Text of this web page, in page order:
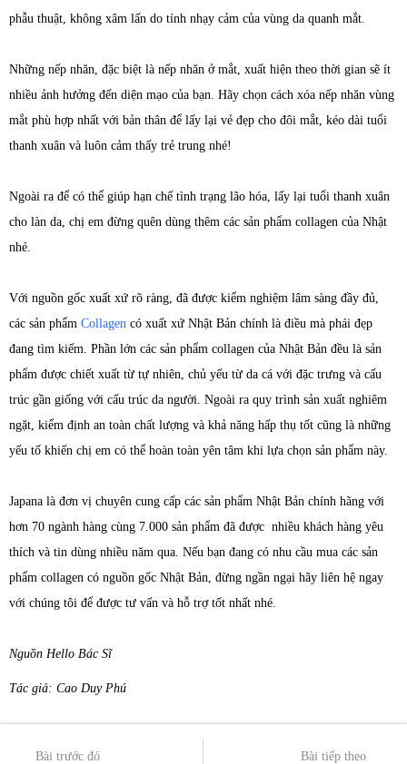
phẫu thuật, không xâm lấn do tính nhạy cảm của vùng da quanh mắt.
Những nếp nhăn, đặc biệt là nếp nhăn ở mắt, xuất hiện theo thời gian sẽ ít
nhiều ảnh hưởng đến diện mạo của bạn. Hãy chọn cách xóa nếp nhăn vùng
mắt phù hợp nhất với bản thân để lấy lại vẻ đẹp cho đôi mắt, kéo dài tuổi
thanh xuân và luôn cảm thấy trẻ trung nhé!
Ngoài ra để có thể giúp hạn chế tình trạng lão hóa, lấy lại tuổi thanh xuân
cho làn da, chị em đừng quên dùng thêm các sản phẩm collagen của Nhật
nhé.
Với nguồn gốc xuất xứ rõ ràng, đã được kiểm nghiệm lâm sàng đầy đủ,
các sản phẩm Collagen có xuất xứ Nhật Bản chính là điều mà phái đẹp
đang tìm kiếm. Phần lớn các sản phẩm collagen của Nhật Bản đều là sản
phẩm được chiết xuất từ tự nhiên, chủ yếu từ da cá với đặc trưng và cấu
trúc gần giống với cấu trúc da người. Ngoài ra quy trình sản xuất nghiêm
ngặt, kiểm định an toàn chất lượng và khả năng hấp thụ tốt cũng là những
yếu tố khiến chị em có thể hoàn toàn yên tâm khi lựa chọn sản phẩm này.
Japana là đơn vị chuyên cung cấp các sản phẩm Nhật Bản chính hãng với
hơn 70 ngành hàng cùng 7.000 sản phẩm đã được nhiều khách hàng yêu
thích và tin dùng nhiều năm qua. Nếu bạn đang có nhu cầu mua các sản
phẩm collagen có nguồn gốc Nhật Bản, đừng ngần ngại hãy liên hệ ngay
với chúng tôi để được tư vấn và hỗ trợ tốt nhất nhé.
Nguồn Hello Bác Sĩ
Tác giả: Cao Duy Phú
Bài trước đó
Bài tiếp theo